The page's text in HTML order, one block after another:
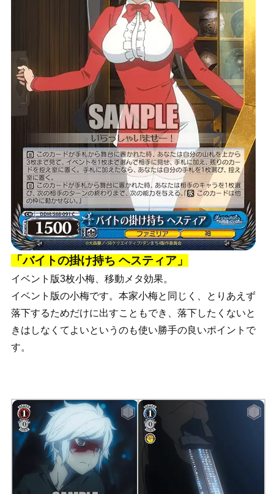
「バイトの掛け持ち ヘスティア」
イベント版3枚小梅、移動メタ効果。
イベント版の小梅です。本家小梅と同じく、とりあえず
落下するためだけに出すこともでき、落下したくないと
きはしなくてよいというのも使い勝手の良いポイントで
す。